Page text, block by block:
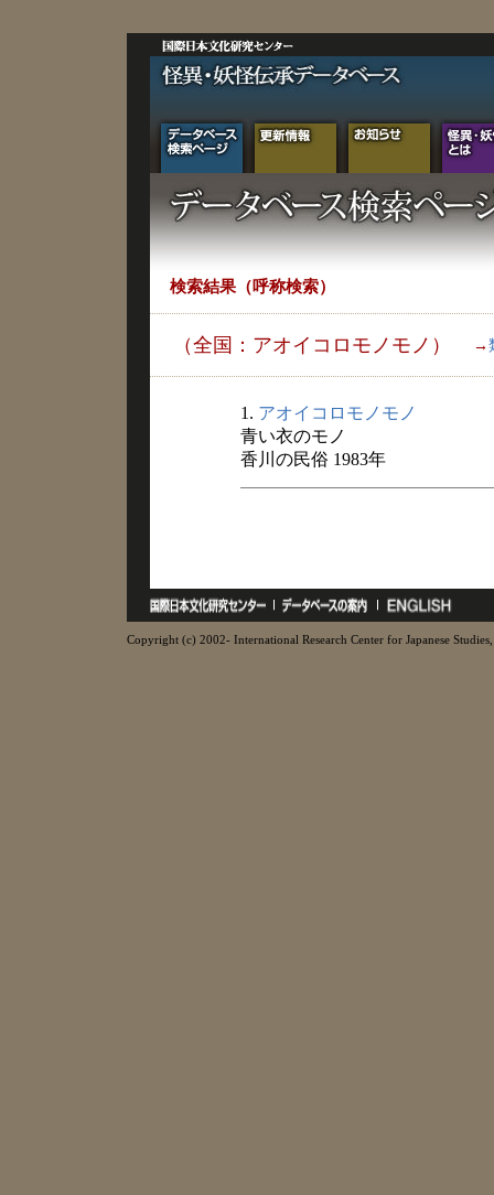
検索結果（呼称検索）
（全国：アオイコロモノモノ） →
1. アオイコロモノモノ
青い衣のモノ
香川の民俗 1983年
Copyright (c) 2002- International Research Center for Japanese